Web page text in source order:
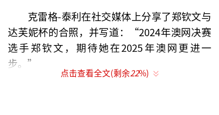
克雷格-泰利在社交媒体上分享了郑钦文与
达芙妮杯的合照，并写道：“2024年澳网决赛
选手郑钦文，期待她在2025年澳网更进一
步。”
点击查看全文(剩余22%)